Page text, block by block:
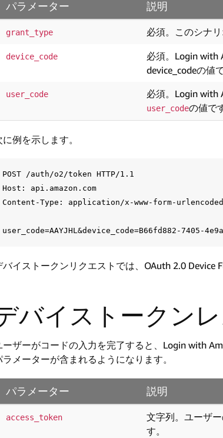
パラメーター 説明
grant_type 必須。このシナ
device_code
必須。Login with
device_codeの値で
user_code 必須。Login with
user_codeの値で
に例を示します。
POST /auth/o2/token HTTP/1.1
Host: api.amazon.com
Content-Type: application/x-www-form-urlencoded
バイストークンリクエストでは、OAuth 2.0 Device
バイストークン
ーザーがコードの入力を完了すると、Login with
ラメーターが含まれるようになります。
パラメーター 説明
access_token
文字列。ユーザ
す。